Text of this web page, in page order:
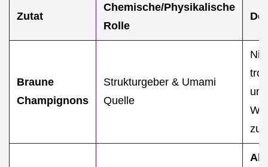
Zutat
Chemische/Physikalische
Rolle
Braune
Champignons
Strukturgeber & Umami
Quelle
um
zu